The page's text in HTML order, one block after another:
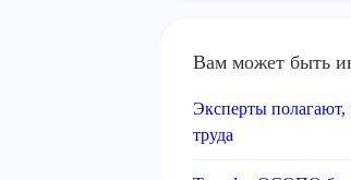
Вам может быть
Эксперты
труда